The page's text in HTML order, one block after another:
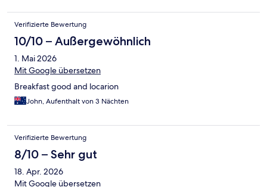
Verifizierte Bewertung
10/10 – Außergewöhnlich
1. Mai 2026
Mit Google übersetzen
Breakfast good and locarion
John, Aufenthalt von 3 Nächten
Verifizierte Bewertung
8/10 – Sehr gut
18. Apr. 2026
Mit Google übersetzen